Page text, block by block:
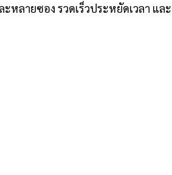
หลายซอง รวดเร็วประหยัดเวลา แ